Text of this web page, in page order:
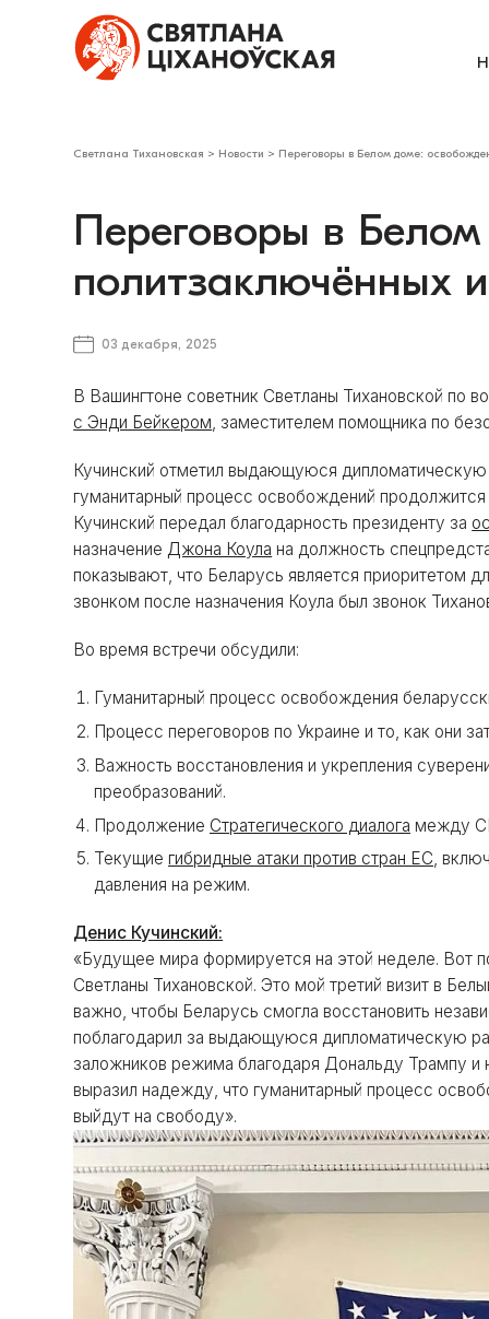
Светлана Тихановская > Новости > Переговоры в Белом доме:
Переговоры в
политзаключённых
03 декабря, 2025
В Вашингтоне советник Светланы Тихановской по
с Энди Бейкером, заместителем помощника по
Кучинский отметил выдающуюся
гуманитарный процесс освобождений
Кучинский передал благодарность президенту за
назначениеДжона Коула на должность
показывают, что Беларусь является приоритетом
звонком после назначения Коула был звонок
Во время встречи обсудили:
Гуманитарный процесс освобождения
Процесс переговоров по Украине и то, как они
Важность восстановления и укрепления
преобразований.
Продолжение Стратегического диалога между
Текущие гибридные атаки против стран ЕС,
давления на режим.
Денис Кучинский:
«Будущее мира формируется на этой неделе. Вот
Светланы Тихановской. Это мой третий визит в
важно, чтобы Беларусь смогла восстановить
поблагодарил за выдающуюся дипломатическую
заложников режима благодаря Дональду Трампу
выразил надежду, что гуманитарный процесс
выйдут на свободу».